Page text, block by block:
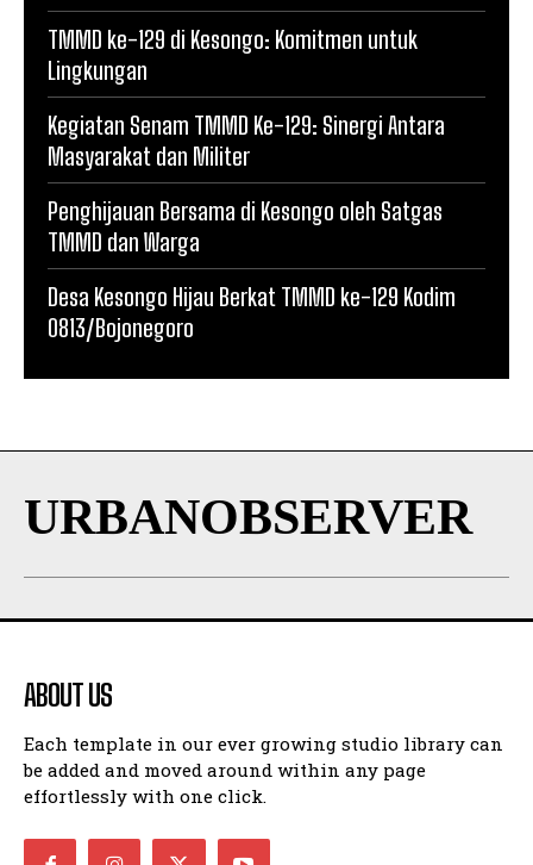
TMMD ke-129 di Kesongo: Komitmen untuk
Lingkungan
Kegiatan Senam TMMD Ke-129: Sinergi Antara
Masyarakat dan Militer
Penghijauan Bersama di Kesongo oleh Satgas
TMMD dan Warga
Desa Kesongo Hijau Berkat TMMD ke-129 Kodim
0813/Bojonegoro
URBANOBSERVER
ABOUT US
Each template in our ever growing studio library can
be added and moved around within any page
effortlessly with one click.